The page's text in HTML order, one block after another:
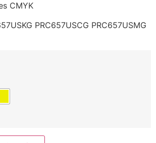
CMYK
PRC657USCG PRC657USMG